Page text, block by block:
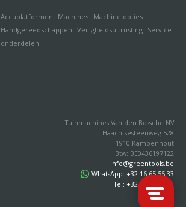
Accuplatformen Machines Machine opties
Handgereedschappen Veiligheidsuitrusting Service-
onderdelen
Tuinmachines Van den Bossche NV
Haachtsesteenweg 528
1910 Kampenhout
Btw: BE0436197122
info@greentools.be
WhatsApp: +32 16 65 55 33
Tel: +32 16 65 55 33